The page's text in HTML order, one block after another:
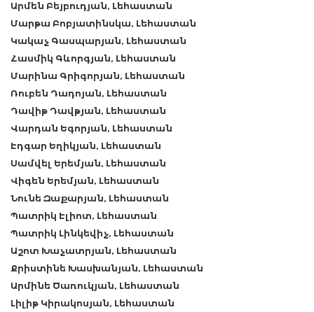
Արմեն Բեյբուդյան, Լեհաստան
Մարթա Բոբյատինսկա, Լեհաստան
Կակաչ Գասպարյան, Լեհաստան
Հասմիկ Գևորգյան, Լեհաստան
Մարինա Գրիգորյան, Լեհաստան
Ռուբեն Դադոյան, Լեհաստան
Դավիթ Դավթյան, Լեհաստան
Վարդան Եգորյան, Լեհաստան
Էդգար Եղիկյան, Լեհաստան
Սամվել Երեմյան, Լեհաստան
Վիգեն Երեմյան, Լեհաստան
Նունե Զաքարյան, Լեհաստան
Պատրիկ Էլիոտ, Լեհաստան
Պատրիկ Լինկեվիչ, Լեհաստան
Աշոտ Խաչատրյան, Լեհաստան
Քրիստինե Խասխանյան, Լեհաստան
Արմինե Ծառուկյան, Լեհաստան
Լիլիթ Կիրակոսյան, Լեհաստան